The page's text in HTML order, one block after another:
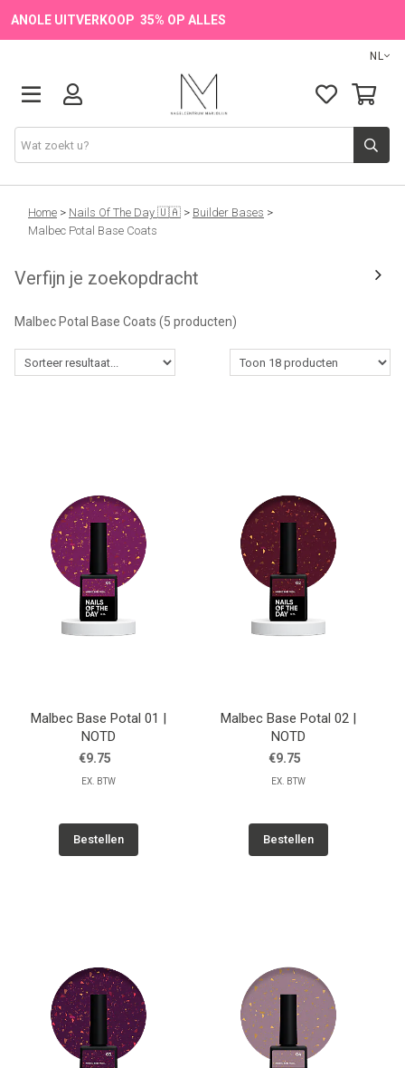
ANOLE UITVERKOOP 35% OP ALLES
NL
Onze Merken
🔥 OUTLET
Home > Nails Of The Day 🇺🇦 > Builder Bases >
Malbec Potal Base Coats
Verfijn je zoekopdracht
Malbec Potal Base Coats (5 producten)
Malbec Base Potal 01 |
NOTD
€9.75
EX. BTW
Bestellen
Malbec Base Potal 02 |
NOTD
€9.75
EX. BTW
Bestellen